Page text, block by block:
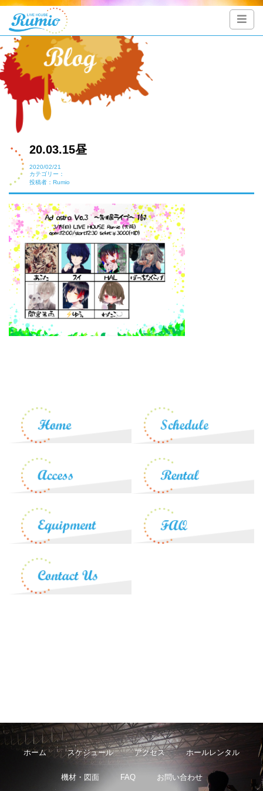
20.03.15昼
2020/02/21
カテゴリー：
投稿者：Rumio
ホーム スケジュール アクセス ホールレンタル
機材・図面 FAQ お問い合わせ